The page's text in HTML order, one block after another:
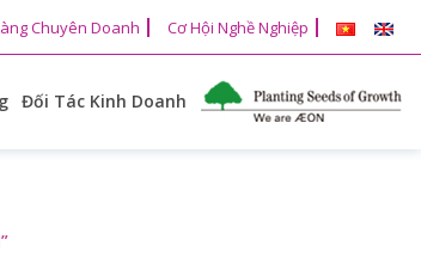
Đối Tác Kinh Doanh
Chuyên Doanh Cơ Hội Nghề Nghiệp